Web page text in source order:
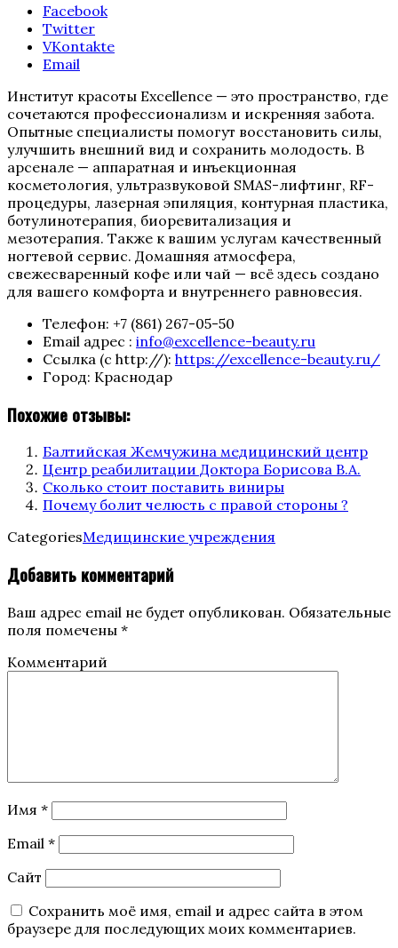
Facebook
Twitter
VKontakte
Email
Институт красоты Excellence — это пространство, где
сочетаются профессионализм и искренняя забота.
Опытные специалисты помогут восстановить силы,
улучшить внешний вид и сохранить молодость. В
арсенале — аппаратная и инъекционная
косметология, ультразвуковой SMAS-лифтинг, RF-
процедуры, лазерная эпиляция, контурная пластика,
ботулинотерапия, биоревитализация и
мезотерапия. Также к вашим услугам качественный
ногтевой сервис. Домашняя атмосфера,
свежесваренный кофе или чай — всё здесь создано
для вашего комфорта и внутреннего равновесия.
Телефон: +7 (861) 267-05-50
Email адрес : info@excellence-beauty.ru
Ссылка (с http://): https://excellence-beauty.ru/
Город: Краснодар
Похожие отзывы:
Балтийская Жемчужина медицинский центр
Центр реабилитации Доктора Борисова В.А.
Сколько стоит поставить виниры
Почему болит челюсть с правой стороны ?
CategoriesМедицинские учреждения
Добавить комментарий
Ваш адрес email не будет опубликован. Обязательные
поля помечены *
Комментарий
Имя *
Email *
Сайт
Сохранить моё имя, email и адрес сайта в этом
браузере для последующих моих комментариев.